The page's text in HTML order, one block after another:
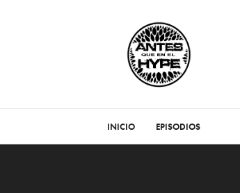
INICIO EPISODIOS